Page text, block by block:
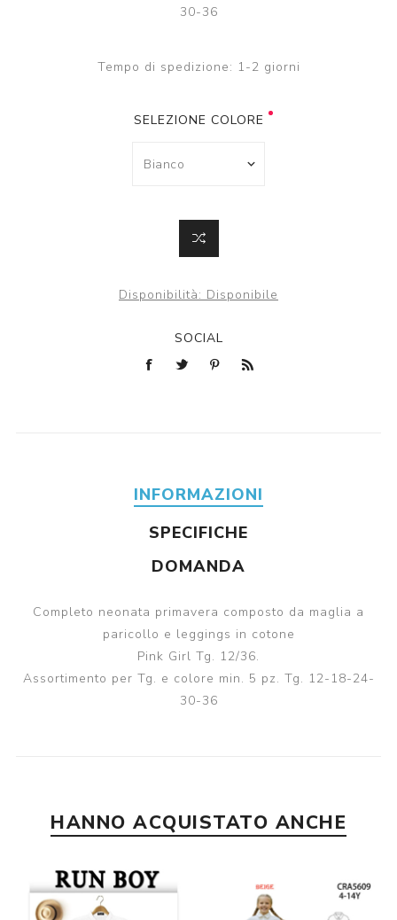
30-36
Tempo di spedizione: 1-2 giorni
SELEZIONE COLORE
Disponibilità: Disponibile
SOCIAL
INFORMAZIONI
SPECIFICHE
DOMANDA
Completo neonata primavera composto da maglia a
paricollo e leggings in cotone
Pink Girl Tg. 12/36.
Assortimento per Tg. e colore min. 5 pz. Tg. 12-18-24-
30-36
HANNO ACQUISTATO ANCHE